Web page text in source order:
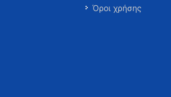
Όροι χρήσης